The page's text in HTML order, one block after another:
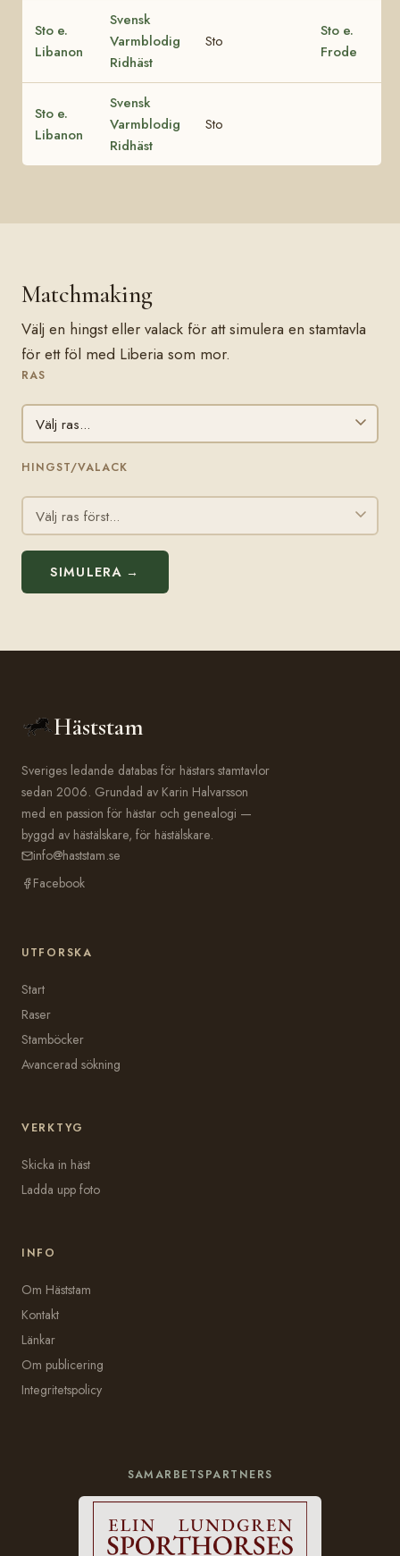
Sto e.
Libanon
Svensk
Varmblodig
Ridhäst
Sto
Sto e.
Frode
Sto e.
Libanon
Svensk
Varmblodig
Ridhäst
Sto
Matchmaking
Välj en hingst eller valack för att simulera en stamtavla
för ett föl med Liberia som mor.
RAS
HINGST/VALACK
SIMULERA →
Häststam
Sveriges ledande databas för hästars stamtavlor
sedan 2006. Grundad av Karin Halvarsson
med en passion för hästar och genealogi —
byggd av hästälskare, för hästälskare.
info@haststam.se
Facebook
UTFORSKA
Start
Raser
Stamböcker
Avancerad sökning
VERKTYG
Skicka in häst
Ladda upp foto
INFO
Om Häststam
Kontakt
Länkar
Om publicering
Integritetspolicy
SAMARBETSPARTNERS